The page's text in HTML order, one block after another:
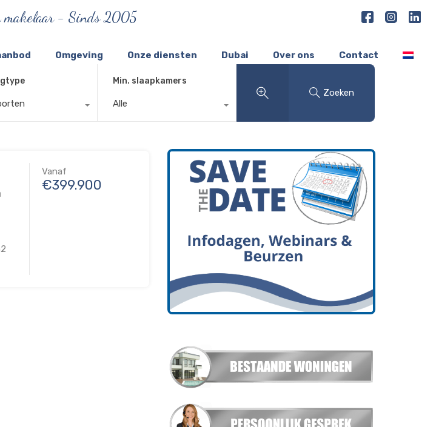
makelaar - Sinds 2005
Omgeving Onze diensten Dubai Over ons Contact
Min. slaapkamers
Alle
Zoeken
Vanaf
€399.900